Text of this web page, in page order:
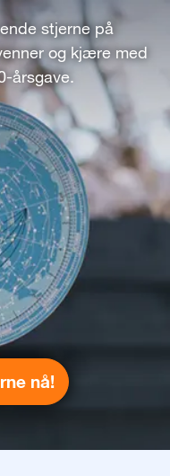
stjerne på
og kjære med
årsgave.
nå!